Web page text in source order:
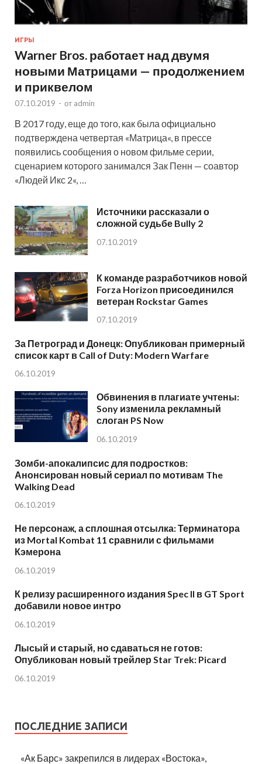
ИГРЫ
Warner Bros. работает над двумя
новыми Матрицами — продолжением
и приквелом
07.10.2019 - от admin
В 2017 году, еще до того, как была официально
подтверждена четвертая «Матрица«, в прессе
появились сообщения о новом фильме серии,
сценарием которого занимался Зак Пенн — соавтор
«Людей Икс 2«, …
Источники рассказали о
сложной судьбе Bully 2
07.10.2019
К команде разработчиков новой
Forza Horizon присоединился
ветеран Rockstar Games
07.10.2019
За Петроград и Донецк: Опубликован примерный
список карт в Call of Duty: Modern Warfare
06.10.2019
Обвинения в плагиате учтены:
Sony изменила рекламный
слоган PS Now
06.10.2019
Зомби-апокалипсис для подростков:
Анонсирован новый сериал по мотивам The
Walking Dead
06.10.2019
Не персонаж, а сплошная отсылка: Терминатора
из Mortal Kombat 11 сравнили с фильмами
Кэмерона
06.10.2019
К релизу расширенного издания Spec II в GT Sport
добавили новое интро
06.10.2019
Лысый и старый, но сдаваться не готов:
Опубликован новый трейлер Star Trek: Picard
06.10.2019
ПОСЛЕДНИЕ ЗАПИСИ
«Ак Барс» закрепился в лидерах «Востока»,